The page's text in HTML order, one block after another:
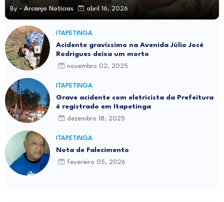
By - Arcanjo Notícias abril 16, 2026
ITAPETINGA
Acidente gravíssimo na Avenida Júlio José
Rodrigues deixa um morto
novembro 02, 2025
ITAPETINGA
Grave acidente com eletricista da Prefeitura
é registrado em Itapetinga
dezembro 18, 2025
ITAPETINGA
Nota de Falecimento
fevereiro 05, 2026